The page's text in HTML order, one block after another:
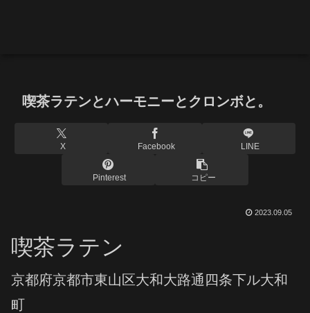
喫茶ラテンとハーモニーとクロンボと。
X Facebook LINE
Pinterest コピー
2023.09.05
喫茶ラテン
京都府京都市東山区大和大路通四条下ル大和
町